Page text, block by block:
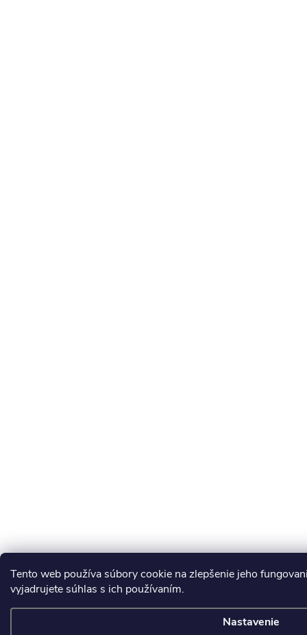
Tento web používa súbory cookie na zlepšenie jeho
vyjadrujete súhlas s ich používaním.
Nastavenie